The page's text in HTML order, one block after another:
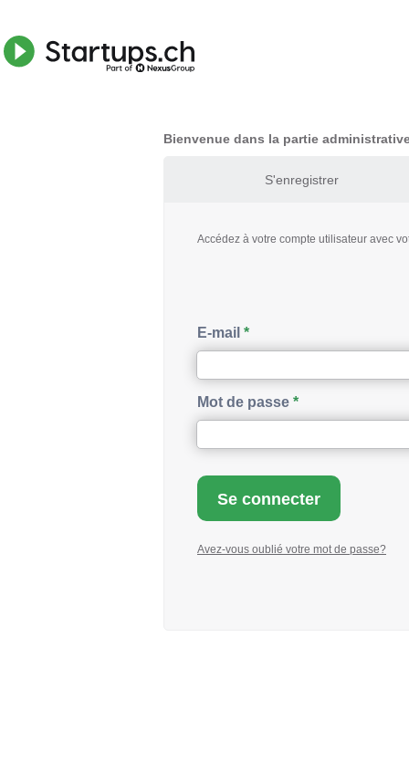
Bienvenue dans la partie
S'enregistrer
Accédez à votre compte utilisateur avec
E-mail
Mot de passe
Avez-vous oublié votre mot de passe?